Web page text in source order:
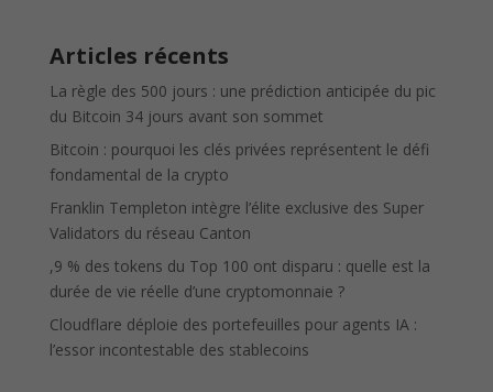
Articles récents
La règle des 500 jours : une prédiction anticipée du pic
du Bitcoin 34 jours avant son sommet
Bitcoin : pourquoi les clés privées représentent le défi
fondamental de la crypto
Franklin Templeton intègre l’élite exclusive des Super
Validators du réseau Canton
,9 % des tokens du Top 100 ont disparu : quelle est la
durée de vie réelle d’une cryptomonnaie ?
Cloudflare déploie des portefeuilles pour agents IA :
l’essor incontestable des stablecoins